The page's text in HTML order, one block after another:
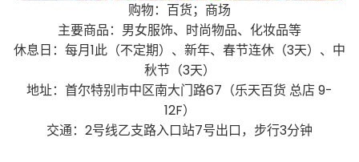
购物：百货；商场
主要商品：男女服饰、时尚物品、化妆品等
休息日：每月1此（不定期）、新年、春节连休（3天）、中
秋节（3天）
地址：首尔特别市中区南大门路67（乐天百货 总店 9-
12F）
交通：2号线乙支路入口站7号出口，步行3分钟